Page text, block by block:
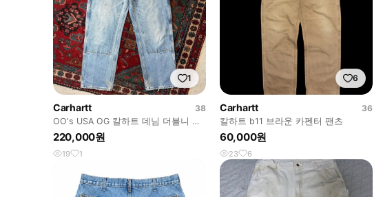
1
Carhartt
38
OO's USA OG 칼하트 데님 더블니 팬
츠 칼하트 B73 썩블니
220,000원
19 1
6
Carhartt
36
칼하트 b11 브라운 카펜터 팬츠
60,000원
23 6